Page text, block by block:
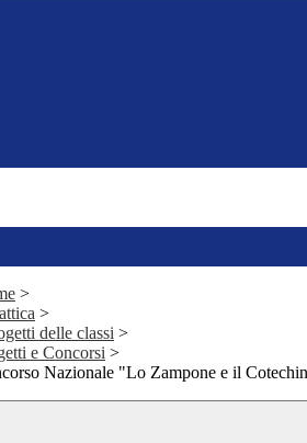
>
>
delle classi >
e Concorsi >
Nazionale "Lo Zampone e il